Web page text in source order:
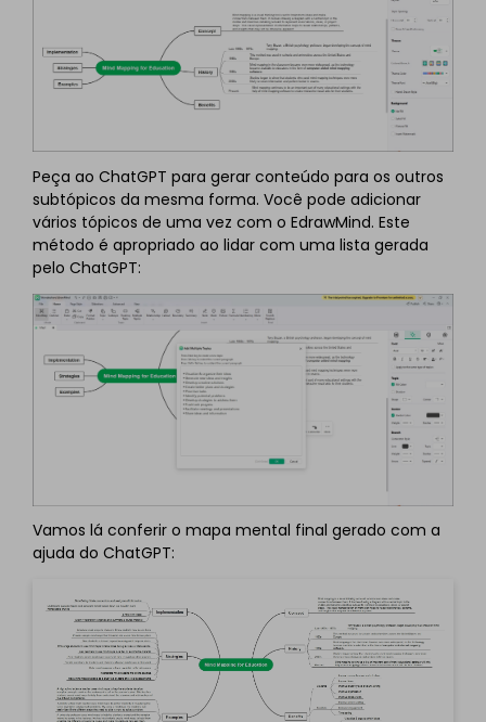
Peça ao ChatGPT para gerar conteúdo para os outros
subtópicos da mesma forma. Você pode adicionar
vários tópicos de uma vez com o EdrawMind. Este
método é apropriado ao lidar com uma lista gerada
pelo ChatGPT:
Vamos lá conferir o mapa mental final gerado com a
ajuda do ChatGPT: